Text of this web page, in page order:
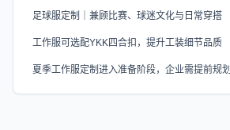
足球服定制｜兼顾比赛、球迷文化与日常穿搭
工作服可选配YKK四合扣，提升工装细节品质
夏季工作服定制进入准备阶段，企业需提前规划